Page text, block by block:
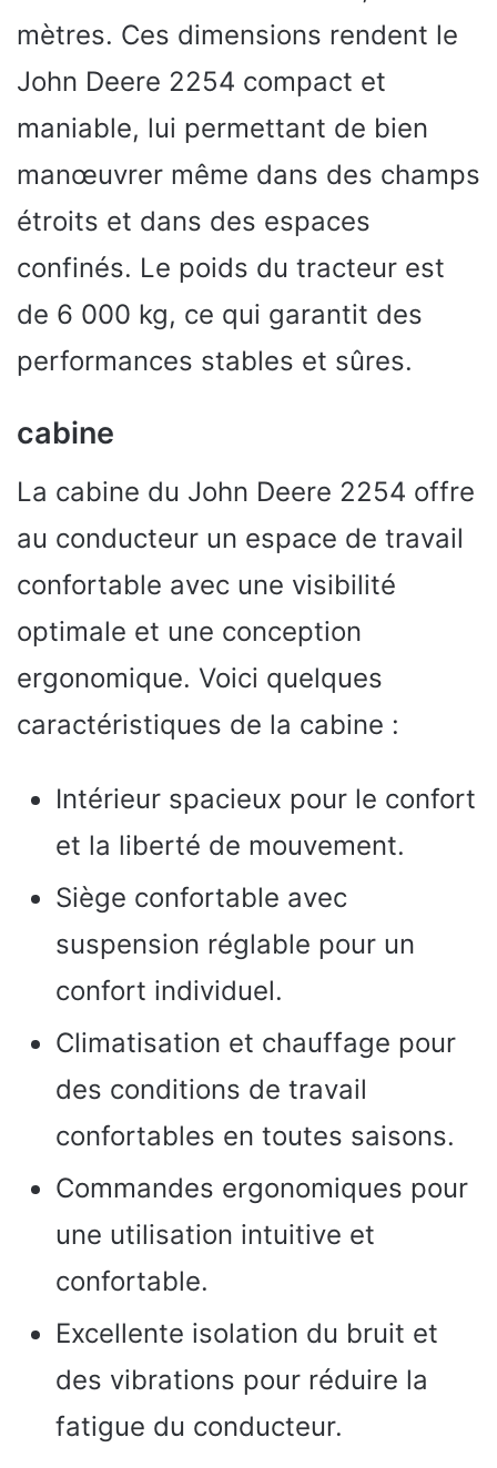
mètres. Ces dimensions rendent le
John Deere 2254 compact et
maniable, lui permettant de bien
manœuvrer même dans des champs
étroits et dans des espaces
confinés. Le poids du tracteur est
de 6 000 kg, ce qui garantit des
performances stables et sûres.
cabine
La cabine du John Deere 2254 offre
au conducteur un espace de travail
confortable avec une visibilité
optimale et une conception
ergonomique. Voici quelques
caractéristiques de la cabine :
Intérieur spacieux pour le confort
et la liberté de mouvement.
Siège confortable avec
suspension réglable pour un
confort individuel.
Climatisation et chauffage pour
des conditions de travail
confortables en toutes saisons.
Commandes ergonomiques pour
une utilisation intuitive et
confortable.
Excellente isolation du bruit et
des vibrations pour réduire la
fatigue du conducteur.